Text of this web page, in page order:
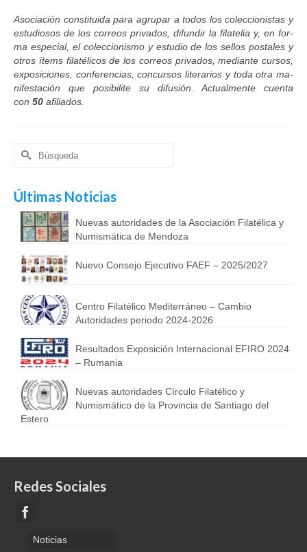
Aso­cia­ción cons­ti­tui­da pa­ra agru­par a to­dos los co­lec­cio­nis­tas y
es­tu­dio­sos de los co­rreos pri­va­dos, di­fun­dir la fi­la­te­lia y, en for­
ma es­pe­cial, el co­lec­cio­nis­mo y es­tu­dio de los se­llos pos­ta­les y
otros ítems fi­la­té­li­cos de los co­rreos pri­va­dos, me­dian­te cur­sos,
ex­po­si­cio­nes, con­fe­ren­cias, con­cur­sos li­te­ra­rios y to­da otra ma­
ni­fes­ta­ción que po­si­bi­li­te su di­fu­sión. Actualmente cuenta
con 50 afiliados.
Buscar
por:
Últimas Noticias
Nuevas autoridades de la Asociación Filatélica y
Numismática de Mendoza
Nuevo Consejo Ejecutivo FAEF – 2025/2027
Centro Filatélico Mediterráneo – Cambio
Autoridades periodo 2024-2026
Resultados Exposición Internacional EFIRO 2024
– Rumania
Nuevas autoridades Círculo Filatélico y
Numismático de la Provincia de Santiago del
Estero
Redes Sociales
Noticias